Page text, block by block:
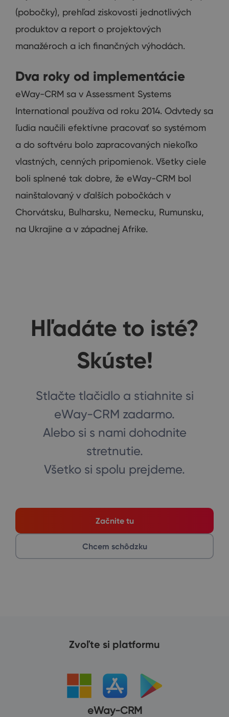
(pobočky), prehľad ziskovosti jednotlivých
produktov a report o projektových
manažéroch a ich finančných výhodách.
Dva roky od implementácie
eWay-CRM sa v Assessment Systems
International používa od roku 2014. Odvtedy sa
ľudia naučili efektívne pracovať so systémom
a do softvéru bolo zapracovaných niekoľko
vlastných, cenných pripomienok. Všetky ciele
boli splnené tak dobre, že eWay-CRM bol
nainštalovaný v ďalších pobočkách v
Chorvátsku, Bulharsku, Nemecku, Rumunsku,
na Ukrajine a v západnej Afrike.
Hľadáte to isté?
Skúste!
Stlačte tlačidlo a stiahnite si
eWay-CRM zadarmo.
Alebo si s nami dohodnite
stretnutie.
Všetko si spolu prejdeme.
Začnite tu
Chcem schôdzku
Zvoľte si platformu
eWay-CRM